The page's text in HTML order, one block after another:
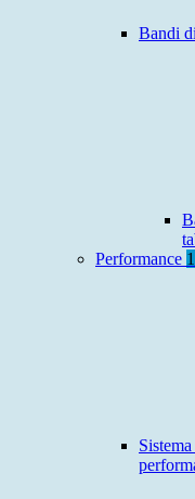
Bandi
Performance